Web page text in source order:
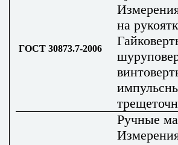
ГОСТ 30873.7-2006
на
Ручные